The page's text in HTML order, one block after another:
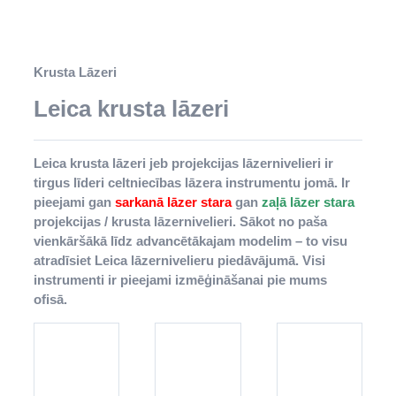
Krusta Lāzeri
Leica krusta lāzeri
Leica krusta lāzeri jeb projekcijas lāzernivelieri ir
tirgus līderi celtniecības lāzera instrumentu jomā. Ir
pieejami gan sarkanā lāzer staragan zaļā lāzer stara
projekcijas / krusta lāzernivelieri. Sākot no paša
vienkāršākā līdz advancētākajam modelim – to visu
atradīsiet Leica lāzernivelieru piedāvājumā. Visi
instrumenti ir pieejami izmēģināšanai pie mums
ofisā.